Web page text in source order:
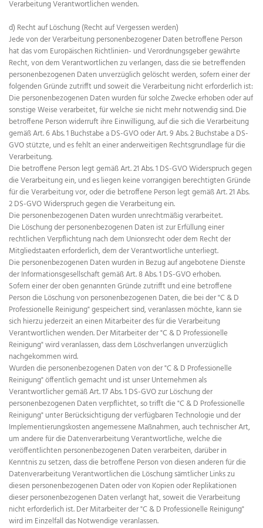
Verarbeitung Verantwortlichen wenden.
d) Recht auf Löschung (Recht auf Vergessen werden)
Jede von der Verarbeitung personenbezogener Daten betroffene Person
hat das vom Europäischen Richtlinien- und Verordnungsgeber gewährte
Recht, von dem Verantwortlichen zu verlangen, dass die sie betreffenden
personenbezogenen Daten unverzüglich gelöscht werden, sofern einer der
folgenden Gründe zutrifft und soweit die Verarbeitung nicht erforderlich ist:
Die personenbezogenen Daten wurden für solche Zwecke erhoben oder auf
sonstige Weise verarbeitet, für welche sie nicht mehr notwendig sind. Die
betroffene Person widerruft ihre Einwilligung, auf die sich die Verarbeitung
gemäß Art. 6 Abs. 1 Buchstabe a DS-GVO oder Art. 9 Abs. 2 Buchstabe a DS-
GVO stützte, und es fehlt an einer anderweitigen Rechtsgrundlage für die
Verarbeitung.
Die betroffene Person legt gemäß Art. 21 Abs. 1 DS-GVO Widerspruch gegen
die Verarbeitung ein, und es liegen keine vorrangigen berechtigten Gründe
für die Verarbeitung vor, oder die betroffene Person legt gemäß Art. 21 Abs.
2 DS-GVO Widerspruch gegen die Verarbeitung ein.
Die personenbezogenen Daten wurden unrechtmäßig verarbeitet.
Die Löschung der personenbezogenen Daten ist zur Erfüllung einer
rechtlichen Verpflichtung nach dem Unionsrecht oder dem Recht der
Mitgliedstaaten erforderlich, dem der Verantwortliche unterliegt.
Die personenbezogenen Daten wurden in Bezug auf angebotene Dienste
der Informationsgesellschaft gemäß Art. 8 Abs. 1 DS-GVO erhoben.
Sofern einer der oben genannten Gründe zutrifft und eine betroffene
Person die Löschung von personenbezogenen Daten, die bei der "C & D
Professionelle Reinigung" gespeichert sind, veranlassen möchte, kann sie
sich hierzu jederzeit an einen Mitarbeiter des für die Verarbeitung
Verantwortlichen wenden. Der Mitarbeiter der "C & D Professionelle
Reinigung" wird veranlassen, dass dem Löschverlangen unverzüglich
nachgekommen wird.
Wurden die personenbezogenen Daten von der "C & D Professionelle
Reinigung" öffentlich gemacht und ist unser Unternehmen als
Verantwortlicher gemäß Art. 17 Abs. 1 DS-GVO zur Löschung der
personenbezogenen Daten verpflichtet, so trifft die "C & D Professionelle
Reinigung" unter Berücksichtigung der verfügbaren Technologie und der
Implementierungskosten angemessene Maßnahmen, auch technischer Art,
um andere für die Datenverarbeitung Verantwortliche, welche die
veröffentlichten personenbezogenen Daten verarbeiten, darüber in
Kenntnis zu setzen, dass die betroffene Person von diesen anderen für die
Datenverarbeitung Verantwortlichen die Löschung sämtlicher Links zu
diesen personenbezogenen Daten oder von Kopien oder Replikationen
dieser personenbezogenen Daten verlangt hat, soweit die Verarbeitung
nicht erforderlich ist. Der Mitarbeiter der "C & D Professionelle Reinigung"
wird im Einzelfall das Notwendige veranlassen.